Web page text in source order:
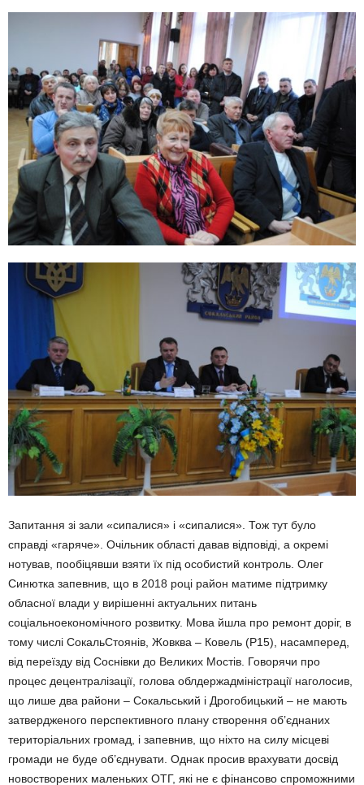
Запитання зі зали «сипалися» і «сипалися». Тож тут було
справді «гаряче». Очільник області давав відповіді, а окремі
нотував, пообіцявши взяти їх під особистий контроль. Олег
Синютка запевнив, що в 2018 році район матиме підтримку
обласної влади у вирішенні актуальних питань
соціальноекономічного розвитку. Мова йшла про ремонт доріг, в
тому числі СокальСтоянів, Жовква – Ковель (Р15), насамперед,
від переїзду від Соснівки до Великих Мостів. Говорячи про
процес децентралізації, голова облдержадміністрації наголосив,
що лише два райони – Сокальський і Дрогобицький – не мають
затвердженого перспективного плану створення об’єднаних
територіальних громад, і запевнив, що ніхто на силу місцеві
громади не буде об’єднувати. Однак просив врахувати досвід
новостворених маленьких ОТГ, які не є фінансово спроможними